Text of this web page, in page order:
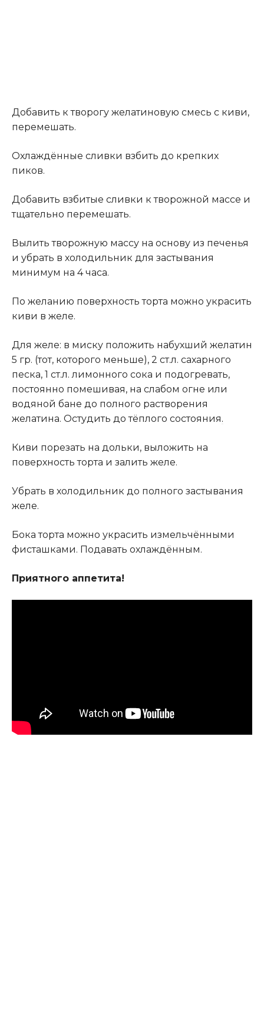
Добавить к творогу желатиновую смесь с киви,
перемешать.
Охлаждённые сливки взбить до крепких
пиков.
Добавить взбитые сливки к творожной массе и
тщательно перемешать.
Вылить творожную массу на основу из печенья
и убрать в холодильник для застывания
минимум на 4 часа.
По желанию поверхность торта можно украсить
киви в желе.
Для желе: в миску положить набухший желатин
5 гр. (тот, которого меньше), 2 ст.л. сахарного
песка, 1 ст.л. лимонного сока и подогревать,
постоянно помешивая, на слабом огне или
водяной бане до полного растворения
желатина. Остудить до тёплого состояния.
Киви порезать на дольки, выложить на
поверхность торта и залить желе.
Убрать в холодильник до полного застывания
желе.
Бока торта можно украсить измельчёнными
фисташками. Подавать охлаждённым.
Приятного аппетита!